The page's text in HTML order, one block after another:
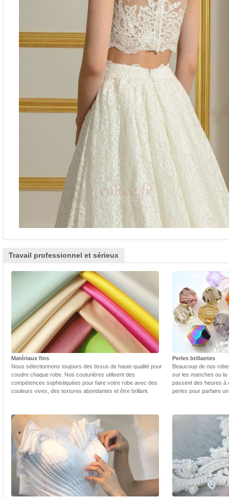
Travail professionnel et sérieux
Matériaux fins
Nous sélectionnons toujours des tissus de haute qualité pour
coudre chaque robe. Nos couturières utilisent des
compétences sophistiquées pour faire votre robe avec des
couleurs vives, des textures abondantes et être brillant.
Perles brillantes
Beaucoup de nos
sur les manches ou la
passent des heures à
perles pour parfaire